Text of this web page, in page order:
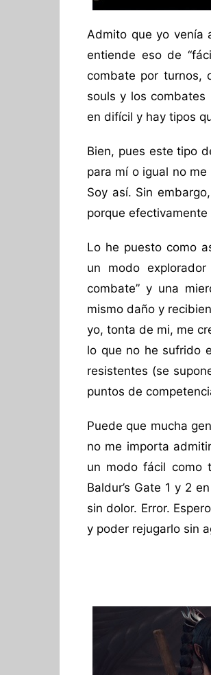
Admito que yo venía
entiende eso de
combate por turnos,
souls y los
en difícil y hay tipos
Bien, pues este tipo
para mí o igual no
Soy así. Sin
porque
Lo he puesto como
un modo
combate” y una
mismo daño y
yo, tonta de mi, me
lo que no he sufrido
resistentes (se
puntos de
Puede que mucha
no me importa
un modo fácil como
Baldur’s Gate 1 y 2
sin dolor. Error.
y poder rejugarlo sin